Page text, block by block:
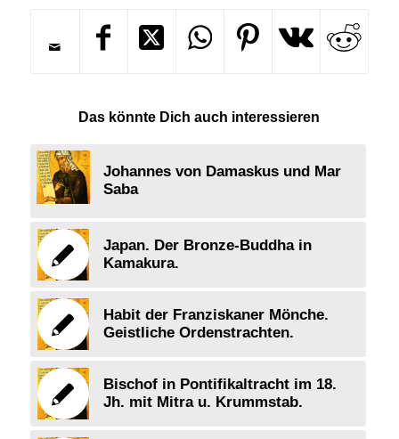
Das könnte Dich auch interessieren
Johannes von Damaskus und Mar
Saba
Japan. Der Bronze-Buddha in
Kamakura.
Habit der Franziskaner Mönche.
Geistliche Ordenstrachten.
Bischof in Pontifikaltracht im 18.
Jh. mit Mitra u. Krummstab.